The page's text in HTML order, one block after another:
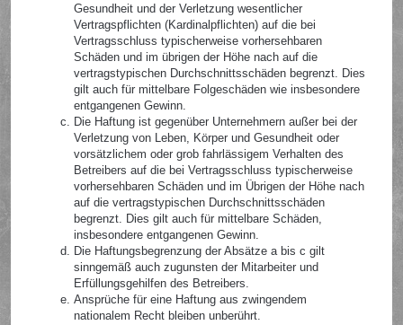
Gesundheit und der Verletzung wesentlicher
Vertragspflichten (Kardinalpflichten) auf die bei
Vertragsschluss typischerweise vorhersehbaren
Schäden und im übrigen der Höhe nach auf die
vertragstypischen Durchschnittsschäden begrenzt. Dies
gilt auch für mittelbare Folgeschäden wie insbesondere
entgangenen Gewinn.
Die Haftung ist gegenüber Unternehmern außer bei der
Verletzung von Leben, Körper und Gesundheit oder
vorsätzlichem oder grob fahrlässigem Verhalten des
Betreibers auf die bei Vertragsschluss typischerweise
vorhersehbaren Schäden und im Übrigen der Höhe nach
auf die vertragstypischen Durchschnittsschäden
begrenzt. Dies gilt auch für mittelbare Schäden,
insbesondere entgangenen Gewinn.
Die Haftungsbegrenzung der Absätze a bis c gilt
sinngemäß auch zugunsten der Mitarbeiter und
Erfüllungsgehilfen des Betreibers.
Ansprüche für eine Haftung aus zwingendem
nationalem Recht bleiben unberührt.